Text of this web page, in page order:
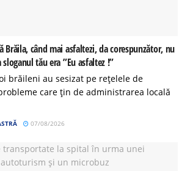
Brăila, când mai asfaltezi, da corespunzător, nu
tău era ”Eu asfaltez !”
brăileni au sesizat pe rețelele de
care țin de administrarea locală
07/08/2026